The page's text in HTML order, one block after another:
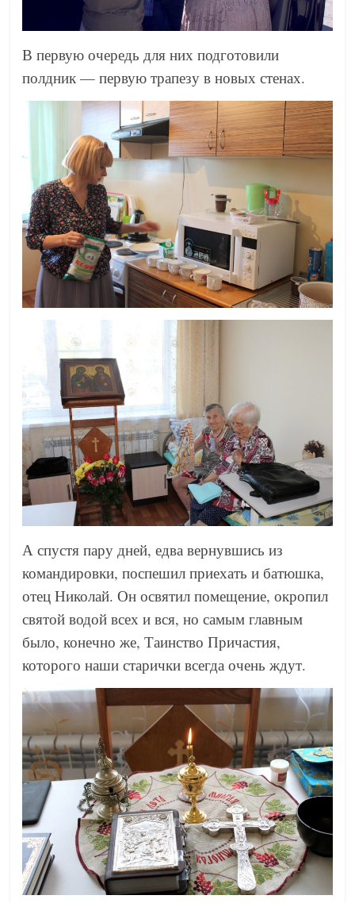
В первую очередь для них подготовили
полдник — первую трапезу в новых стенах.
А спустя пару дней, едва вернувшись из
командировки, поспешил приехать и батюшка,
отец Николай. Он освятил помещение, окропил
святой водой всех и вся, но самым главным
было, конечно же, Таинство Причастия,
которого наши старички всегда очень ждут.